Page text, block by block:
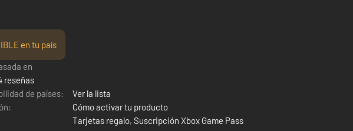
en tu país
en
reseñas
de países:
Ver la lista
Cómo activar tu producto
Tarjetas regalo, Suscripción Xbox Game Pass